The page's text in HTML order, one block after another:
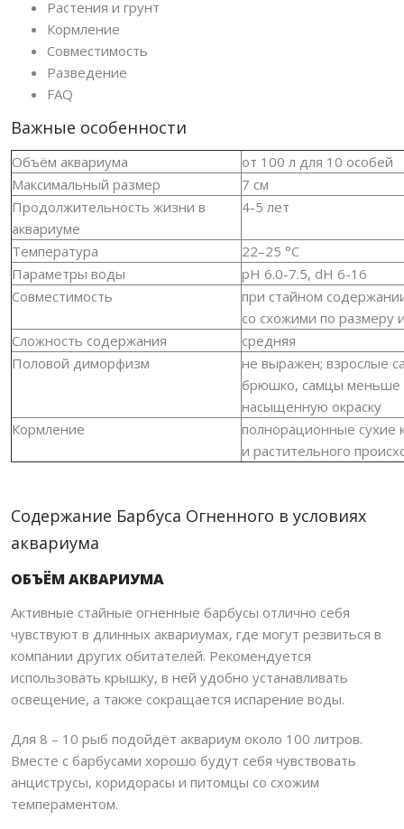
Растения и грунт
Кормление
Совместимость
Разведение
FAQ
Важные особенности
Объём аквариума
от 100 л для 10 особей
Максимальный размер
7 см
Продолжительность жизни в
аквариуме
4-5 лет
Температура
22–25 °C
Параметры воды
pH 6.0-7.5, dH 6-16
Совместимость
при стайном
со схожими по размеру
Сложность содержания
средняя
Половой диморфизм
не выражен; взрослые
брюшко, самцы меньше
насыщенную окраску
Кормление
полнорационные сухие
и растительного
Содержание Барбуса Огненного в условиях
аквариума
ОБЪЁМ АКВАРИУМА
Активные стайные огненные барбусы отлично себя
чувствуют в длинных аквариумах, где могут резвиться в
компании других обитателей. Рекомендуется
использовать крышку, в ней удобно устанавливать
освещение, а также сокращается испарение воды.
Для 8 – 10 рыб подойдёт аквариум около 100 литров.
Вместе с барбусами хорошо будут себя чувствовать
анциструсы, коридорасы и питомцы со схожим
темпераментом.